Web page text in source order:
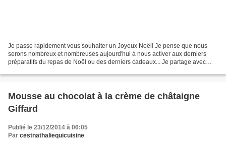
Je passe rapidement vous souhaiter un Joyeux Noël! Je pense que nous
serons nombreux et nombreuses aujourd'hui à nous activer aux derniers
préparatifs du repas de Noël ou des derniers cadeaux... Je partage avec
Mousse au chocolat à la crème de châtaigne
Giffard
Publié le 23/12/2014 à 06:05
Par cestnathaliequicuisine